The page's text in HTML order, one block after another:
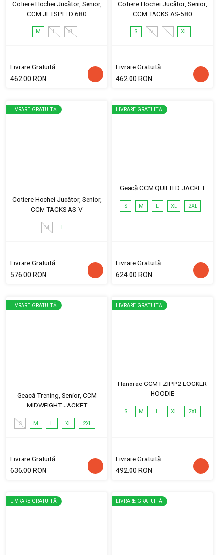
Cotiere Hochei Jucător, Senior,
CCM JETSPEED 680
M L XL
Livrare Gratuită
462.00 RON
Cotiere Hochei Jucător, Senior,
CCM TACKS AS-580
S M L XL
Livrare Gratuită
462.00 RON
LIVRARE GRATUITĂ
Cotiere Hochei Jucător, Senior,
CCM TACKS AS-V
M L
Livrare Gratuită
576.00 RON
LIVRARE GRATUITĂ
Geacă CCM QUILTED JACKET
S M L XL 2XL
Livrare Gratuită
624.00 RON
LIVRARE GRATUITĂ
Geacă Trening, Senior, CCM
MIDWEIGHT JACKET
S M L XL 2XL
Livrare Gratuită
636.00 RON
LIVRARE GRATUITĂ
Hanorac CCM FZIPP2 LOCKER
HOODIE
S M L XL 2XL
Livrare Gratuită
492.00 RON
LIVRARE GRATUITĂ LIVRARE GRATUITĂ